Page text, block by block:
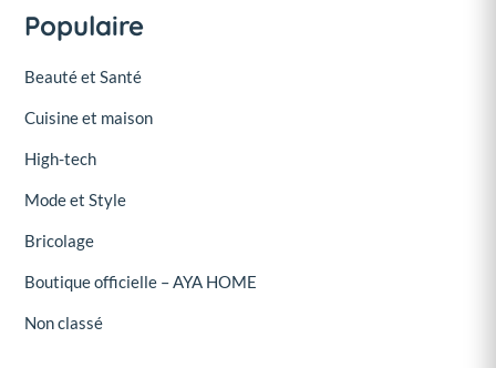
Populaire
Beauté et Santé
Cuisine et maison
High-tech
Mode et Style
Bricolage
Boutique officielle – AYA HOME
Non classé